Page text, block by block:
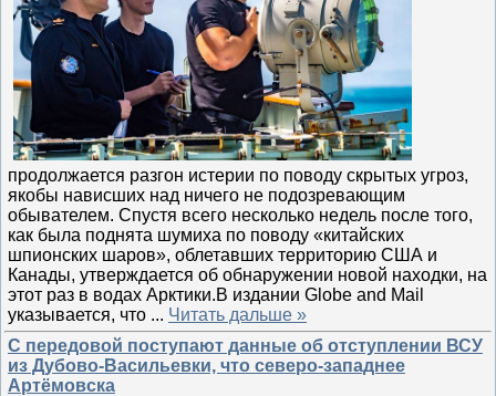
продолжается разгон истерии по поводу скрытых угроз,
якобы нависших над ничего не подозревающим
обывателем. Спустя всего несколько недель после того,
как была поднята шумиха по поводу «китайских
шпионских шаров», облетавших территорию США и
Канады, утверждается об обнаружении новой находки, на
этот раз в водах Арктики.В издании Globe and Mail
указывается, что ... Читать дальше »
С передовой поступают данные об отступлении ВСУ
из Дубово-Васильевки, что северо-западнее
Артёмовска